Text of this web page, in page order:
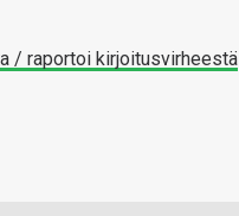
/ raportoi kirjoitusvirheestä